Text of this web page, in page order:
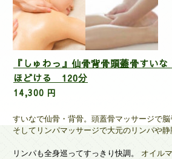
『しゅわっ』仙骨背骨頭蓋骨すい
ほどける 120分
14,300 円
すいなで仙骨・背骨。頭蓋骨マッサージで
そしてリンパマッサージで大元のリンパや静
リンパも全身巡ってすっきり快調。 オイル